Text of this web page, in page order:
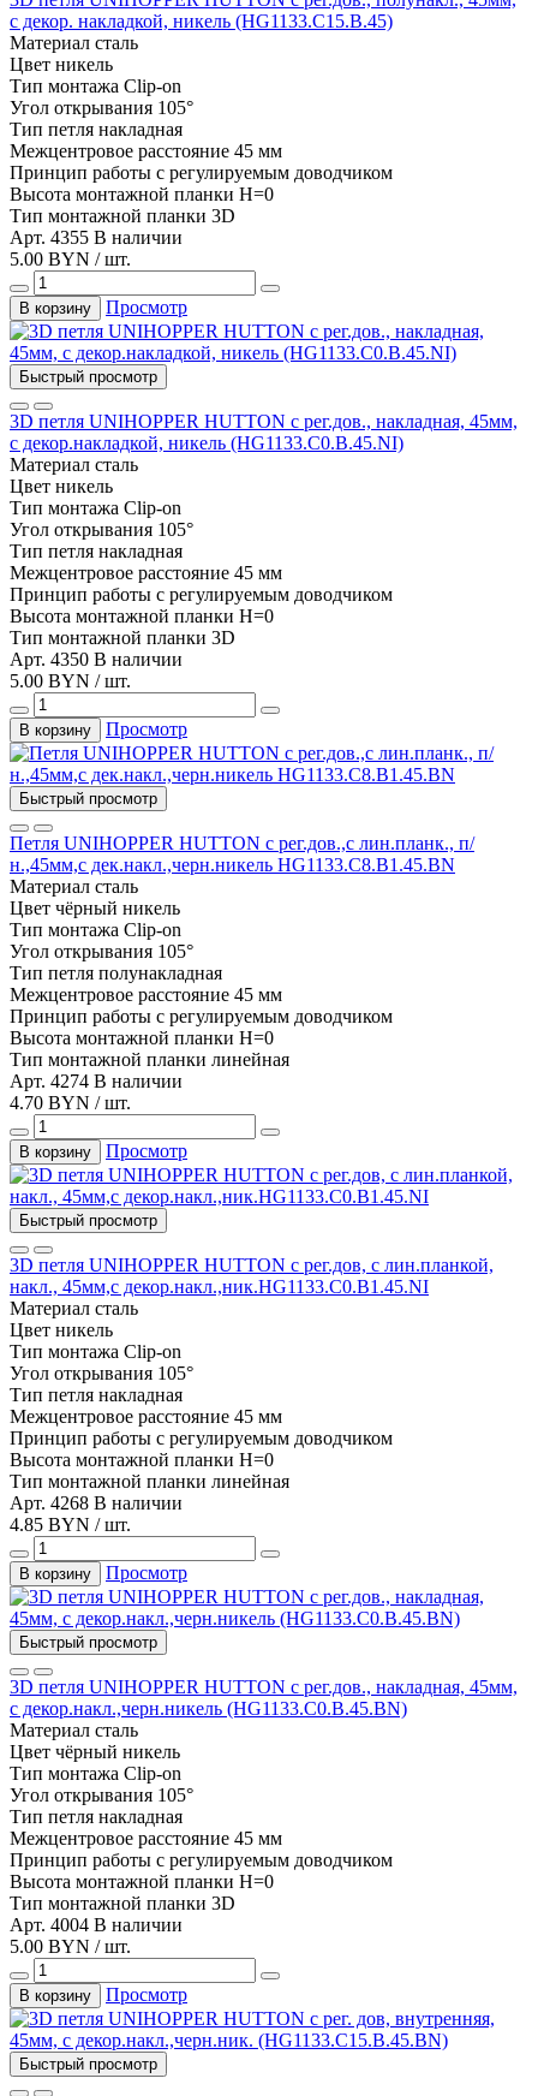
с декор. накладкой, никель (HG1133.C15.B.45)
Материал сталь
Цвет никель
Тип монтажа Clip-on
Угол открывания 105°
Тип петля накладная
Межцентровое расстояние 45 мм
Принцип работы с регулируемым доводчиком
Высота монтажной планки H=0
Тип монтажной планки 3D
Арт. 4355 В наличии
5.00 BYN / шт.
В корзину Просмотр
Быстрый просмотр
3D петля UNIHOPPER HUTTON с рег.дов., накладная, 45мм,
с декор.накладкой, никель (HG1133.C0.B.45.NI)
Материал сталь
Цвет никель
Тип монтажа Clip-on
Угол открывания 105°
Тип петля накладная
Межцентровое расстояние 45 мм
Принцип работы с регулируемым доводчиком
Высота монтажной планки H=0
Тип монтажной планки 3D
Арт. 4350 В наличии
5.00 BYN / шт.
В корзину Просмотр
Быстрый просмотр
Петля UNIHOPPER HUTTON с рег.дов.,с лин.планк., п/
н.,45мм,с дек.накл.,черн.никель HG1133.C8.B1.45.BN
Материал сталь
Цвет чёрный никель
Тип монтажа Clip-on
Угол открывания 105°
Тип петля полунакладная
Межцентровое расстояние 45 мм
Принцип работы с регулируемым доводчиком
Высота монтажной планки H=0
Тип монтажной планки линейная
Арт. 4274 В наличии
4.70 BYN / шт.
В корзину Просмотр
Быстрый просмотр
3D петля UNIHOPPER HUTTON с рег.дов, с лин.планкой,
накл., 45мм,с декор.накл.,ник.HG1133.C0.B1.45.NI
Материал сталь
Цвет никель
Тип монтажа Clip-on
Угол открывания 105°
Тип петля накладная
Межцентровое расстояние 45 мм
Принцип работы с регулируемым доводчиком
Высота монтажной планки H=0
Тип монтажной планки линейная
Арт. 4268 В наличии
4.85 BYN / шт.
В корзину Просмотр
Быстрый просмотр
3D петля UNIHOPPER HUTTON с рег.дов., накладная, 45мм,
с декор.накл.,черн.никель (HG1133.C0.B.45.BN)
Материал сталь
Цвет чёрный никель
Тип монтажа Clip-on
Угол открывания 105°
Тип петля накладная
Межцентровое расстояние 45 мм
Принцип работы с регулируемым доводчиком
Высота монтажной планки H=0
Тип монтажной планки 3D
Арт. 4004 В наличии
5.00 BYN / шт.
В корзину Просмотр
Быстрый просмотр